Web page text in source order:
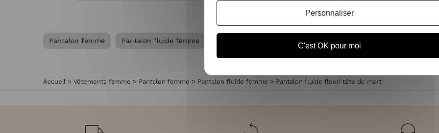
Pantalon femme Pantalon fluide femme
Accueil > Vêtements femme > Pantalon femme > Pantalon fluide femme > Pantalon fluide fleuri tête de mort
C'est OK pour moi
Personnaliser